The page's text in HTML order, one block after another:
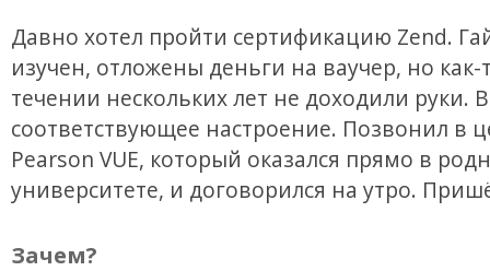
Давно хотел пройти сертификацию Zend.
изучен, отложены деньги на ваучер, но как-
течении нескольких лет не доходили руки.
соответствующее настроение. Позвонил в
Pearson VUE, который оказался прямо в
университете, и договорился на утро.
Зачем?